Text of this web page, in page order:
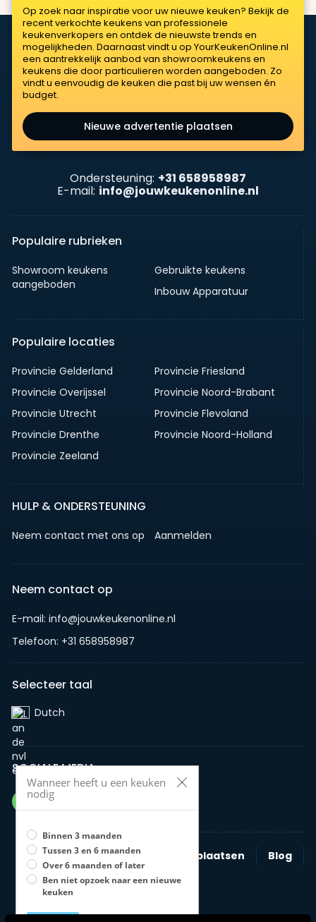
Op zoek naar inspiratie voor uw nieuwe keuken? Bekijk de
recent verkochte keukens van professionele
keukenverkopers en ontdek de nieuwste trends en
mogelijkheden. Daarnaast vindt u op YourKeukenOnline.nl
een aantrekkelijk aanbod van showroomkeukens en
keukens die door particulieren worden aangeboden. Zo
vindt u eenvoudig de keuken die past bij uw wensen én
budget.
Nieuwe advertentie plaatsen
Ondersteuning: +31 658958987
E-mail: info@jouwkeukenonline.nl
Populaire rubrieken
Showroom keukens
aangeboden
Gebruikte keukens
Inbouw Apparatuur
Populaire locaties
Provincie Gelderland
Provincie Friesland
Provincie Overijssel
Provincie Noord-Brabant
Provincie Utrecht
Provincie Flevoland
Provincie Drenthe
Provincie Noord-Holland
Provincie Zeeland
HULP & ONDERSTEUNING
Neem contact met ons op Aanmelden
Neem contact op
E-mail: info@jouwkeukenonline.nl
Telefoon: +31 658958987
Selecteer taal
Dutch‎
SOCIALE MEDIA
Zoeken Nieuwe advertentie plaatsen
Blog
Bedrijven
Wanneer heeft u een keuken
nodig
Binnen 3 maanden
Tussen 3 en 6 maanden
Over 6 maanden of later
Ben niet opzoek naar een nieuwe
keuken